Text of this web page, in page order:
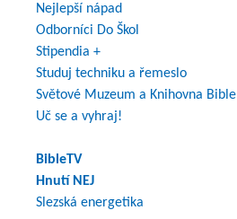
Nejlepší nápad
Odborníci Do Škol
Stipendia +
Studuj techniku a řemeslo
Světové Muzeum a Knihovna Bible
Uč se a vyhraj!
BibleTV
Hnutí NEJ
Slezská energetika